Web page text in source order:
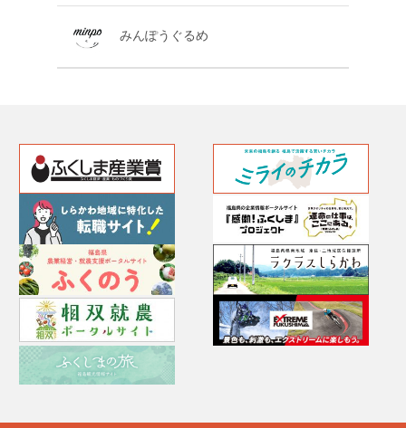
みんぽうぐるめ